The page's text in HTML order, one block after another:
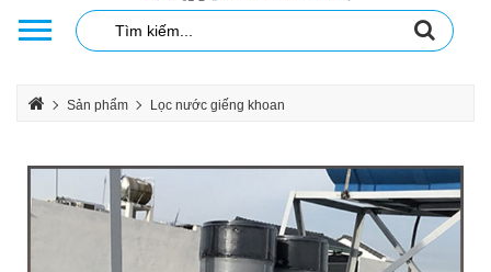
Sản phẩm Lọc nước giếng khoan
BỘ LỌC NƯỚC GIẾNG KHOAN NHIỄM PHÈN CỘT NHỰA PVC